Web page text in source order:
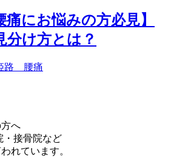
痛にお悩みの方必見】
分け方とは？
路 腰痛
へ
・接骨院など
れています。